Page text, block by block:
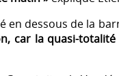
dessous de la
car la quasi-